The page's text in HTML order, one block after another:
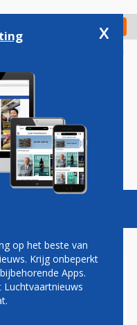
Check in
Vacatures
BIJ
x
op het beste van
Krijg onbeperkt
Apps.